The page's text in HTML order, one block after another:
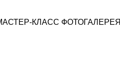
КЛАСС ФОТОГАЛЕРЕЯ